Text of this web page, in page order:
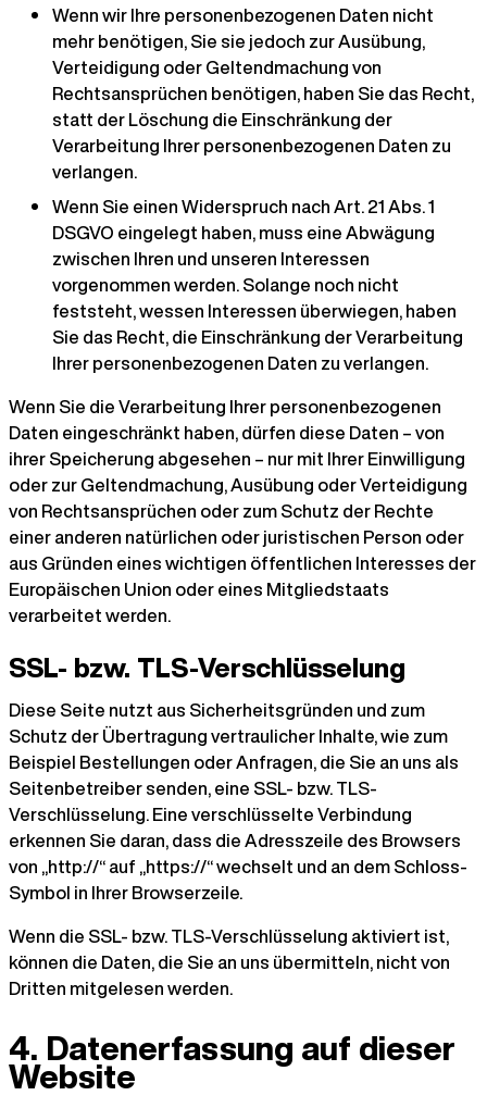
Wenn wir Ihre personenbezogenen Daten nicht
mehr benötigen, Sie sie jedoch zur Ausübung,
Verteidigung oder Geltendmachung von
Rechtsansprüchen benötigen, haben Sie das Recht,
statt der Löschung die Einschränkung der
Verarbeitung Ihrer personenbezogenen Daten zu
verlangen.
Wenn Sie einen Widerspruch nach Art. 21 Abs. 1
DSGVO eingelegt haben, muss eine Abwägung
zwischen Ihren und unseren Interessen
vorgenommen werden. Solange noch nicht
feststeht, wessen Interessen überwiegen, haben
Sie das Recht, die Einschränkung der Verarbeitung
Ihrer personenbezogenen Daten zu verlangen.
Wenn Sie die Verarbeitung Ihrer personenbezogenen
Daten eingeschränkt haben, dürfen diese Daten – von
ihrer Speicherung abgesehen – nur mit Ihrer Einwilligung
oder zur Geltendmachung, Ausübung oder Verteidigung
von Rechtsansprüchen oder zum Schutz der Rechte
einer anderen natürlichen oder juristischen Person oder
aus Gründen eines wichtigen öffentlichen Interesses der
Europäischen Union oder eines Mitgliedstaats
verarbeitet werden.
SSL- bzw. TLS-Verschlüsselung
Diese Seite nutzt aus Sicherheitsgründen und zum
Schutz der Übertragung vertraulicher Inhalte, wie zum
Beispiel Bestellungen oder Anfragen, die Sie an uns als
Seitenbetreiber senden, eine SSL- bzw. TLS-
Verschlüsselung. Eine verschlüsselte Verbindung
erkennen Sie daran, dass die Adresszeile des Browsers
von „http://“ auf „https://“ wechselt und an dem Schloss-
Symbol in Ihrer Browserzeile.
Wenn die SSL- bzw. TLS-Verschlüsselung aktiviert ist,
können die Daten, die Sie an uns übermitteln, nicht von
Dritten mitgelesen werden.
4. Datenerfassung auf dieser
Website